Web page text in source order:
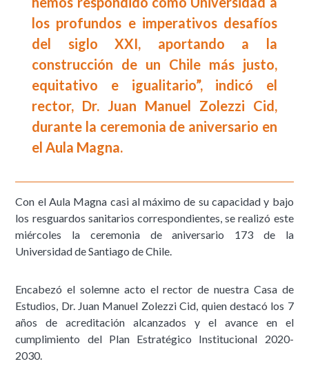
los profundos e imperativos desafíos
del siglo XXI, aportando a la
construcción de un Chile más justo,
equitativo e igualitario”, indicó el
rector, Dr. Juan Manuel Zolezzi Cid,
durante la ceremonia de aniversario en
el Aula Magna.
Con el Aula Magna casi al máximo de su capacidad y bajo
los resguardos sanitarios correspondientes, se realizó este
miércoles la ceremonia de aniversario 173 de la
Universidad de Santiago de Chile.
Encabezó el solemne acto el rector de nuestra Casa de
Estudios, Dr. Juan Manuel Zolezzi Cid, quien destacó los 7
años de acreditación alcanzados y el avance en el
cumplimiento del Plan Estratégico Institucional 2020-
2030.